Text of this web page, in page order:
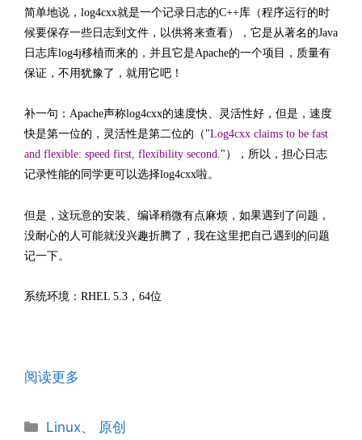
简单地说，log4cxx就是一个记录日志的C++库（程序运行的时
候要保存一些日志到文件，以供将来查看），它是从著名的Java
日志库log4j移植而来的，并且它是Apache的一个项目，质量有
保证，不用犹豫了，就用它吧！
补一句：Apache声称log4cxx的速度快、灵活性好，但是，速度
快是第一位的，灵活性是第二位的（"Log4cxx claims to be fast
and flexible: speed first, flexibility second."），所以，担心日志
记录性能的同学更可以选择log4cxx啦。
但是，这玩意的安装、编译稍微有点麻烦，如果遇到了问题，
没耐心的人可能就没兴趣折腾了，我在这里把自己遇到的问题
记一下。
系统环境：RHEL 5.3，64位
阅读更多
分
Linux、 原创